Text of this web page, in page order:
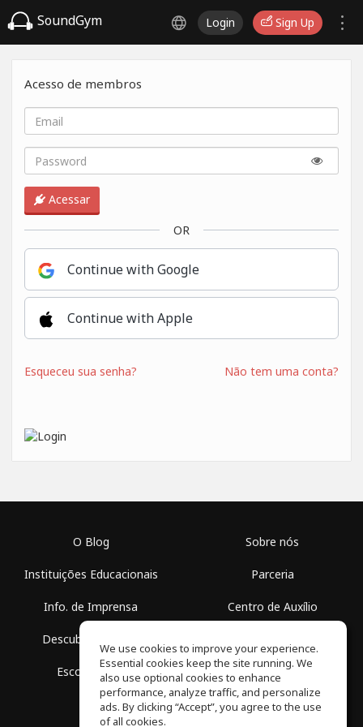
SoundGym Login Sign Up
Acesso de membros
Acessar
OR
Continue with Google
Continue with Apple
Esqueceu sua senha? Não tem uma conta?
O Blog
Instituições Educacionais
Info. de Imprensa
Descubra Espaços
Escola Grátis
Sobre nós
Parceria
Centro de Auxílio
Política de Privacidade
We use cookies to improve your experience.
Essential cookies keep the site running. We
also use optional cookies to enhance
performance, analyze traffic, and personalize
ads. By clicking “Accept”, you agree to the use
of all cookies.